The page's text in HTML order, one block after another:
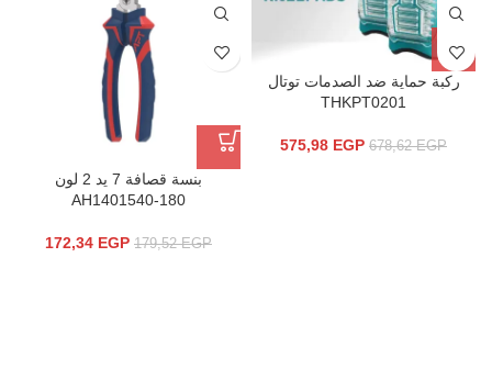
ركبة حماية ضد الصدمات توتال
THKPT0201
678,62EGP
575,98 EGP
بنسة قصافة 7 يد 2 لون
AH1401540-180
179,52EGP
172,34 EGP